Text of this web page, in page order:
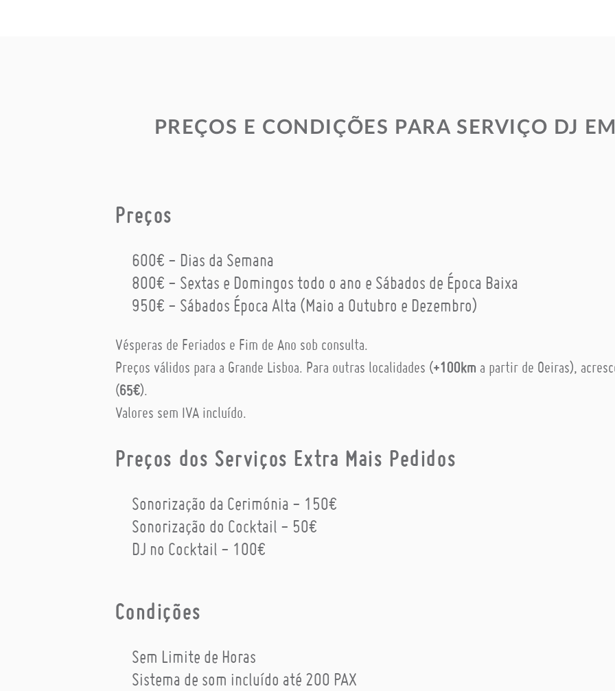
PREÇOS E CONDIÇÕES PARA SERVIÇO DJ
Preços
600€ - Dias da Semana
800€ - Sextas e Domingos todo o ano e Sábados de Época Baixa
950€ - Sábados Época Alta (Maio a Outubro e Dezembro)
Vésperas de Feriados e Fim de Ano sob consulta.
Preços válidos para a Grande Lisboa. Para outras localidades (+100km a partir de Oeiras),
(65€).
Valores sem IVA incluído.
Preços dos Serviços Extra Mais Pedidos
Sonorização da Cerimónia - 150€
Sonorização do Cocktail - 50€
DJ no Cocktail - 100€
Condições
Sem Limite de Horas
Sistema de som incluído até 200 PAX